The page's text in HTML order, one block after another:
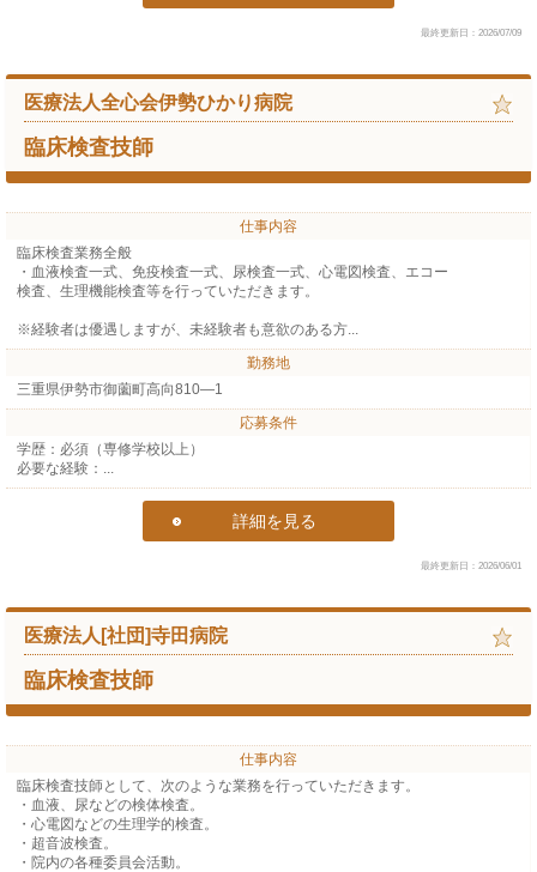
最終更新日：2026/07/09
医療法人全心会伊勢ひかり病院
臨床検査技師
仕事内容
臨床検査業務全般
・血液検査一式、免疫検査一式、尿検査一式、心電図検査、エコー
検査、生理機能検査等を行っていただきます。
※経験者は優遇しますが、未経験者も意欲のある方...
勤務地
三重県伊勢市御薗町高向810―1
応募条件
学歴：必須（専修学校以上）
必要な経験：...
詳細を見る
最終更新日：2026/06/01
医療法人[社団]寺田病院
臨床検査技師
仕事内容
臨床検査技師として、次のような業務を行っていただきます。
・血液、尿などの検体検査。
・心電図などの生理学的検査。
・超音波検査。
・院内の各種委員会活動。